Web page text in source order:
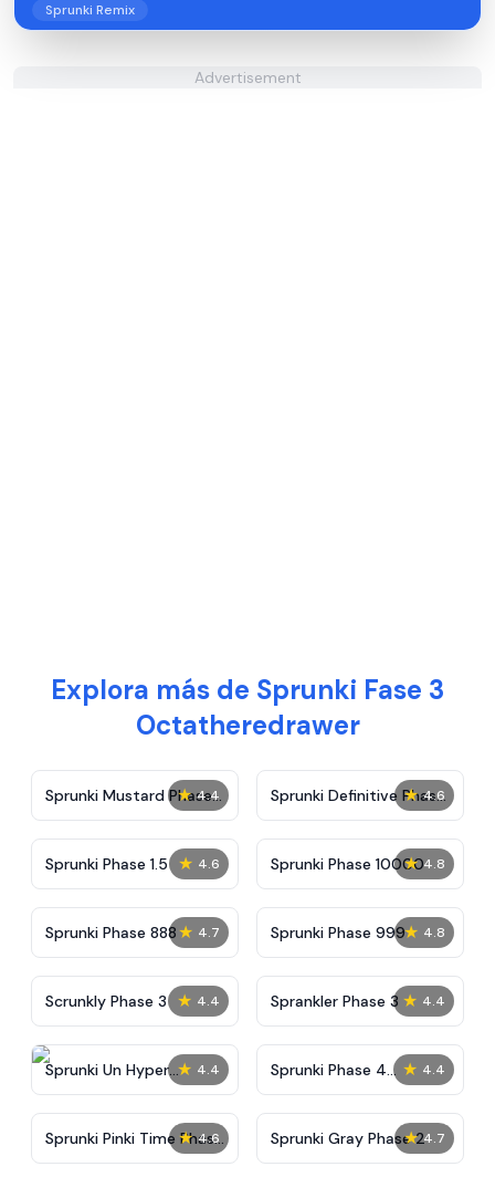
Sprunki Remix
Advertisement
Explora más de Sprunki Fase 3
Octatheredrawer
★ 4.4
Sprunki Mustard Phase
2
★ 4.6
Sprunki Definitive Phase
7
★ 4.6
Sprunki Phase 1.5 ★ 4.8
Sprunki Phase 10000
★ 4.7
Sprunki Phase 888 ★ 4.8
Sprunki Phase 999
★ 4.4
Scrunkly Phase 3 ★ 4.4
Sprankler Phase 3
★ 4.4
Sprunki Un Hyper
Shifted Phase 4
★ 4.4
Sprunki Phase 4
Alternate Edition
★ 4.6
Sprunki Pinki Time Phase
3
★ 4.7
Sprunki Gray Phase 2